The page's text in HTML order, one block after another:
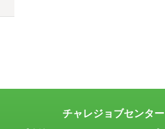
チャレジョブセンター